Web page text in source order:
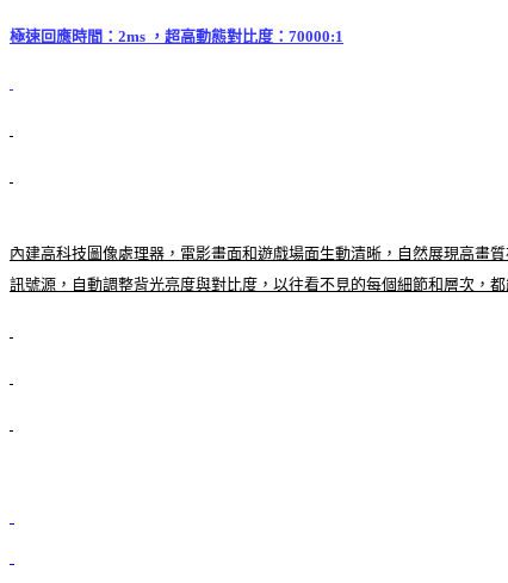
極速回應時間：2ms ，超高動態對比度：70000:1
內建高科技圖像處理器，電影畫面和遊戲場面生動清晰，自然展現高畫
訊號源，自動調整背光亮度與對比度，以往看不見的每個細節和層次，